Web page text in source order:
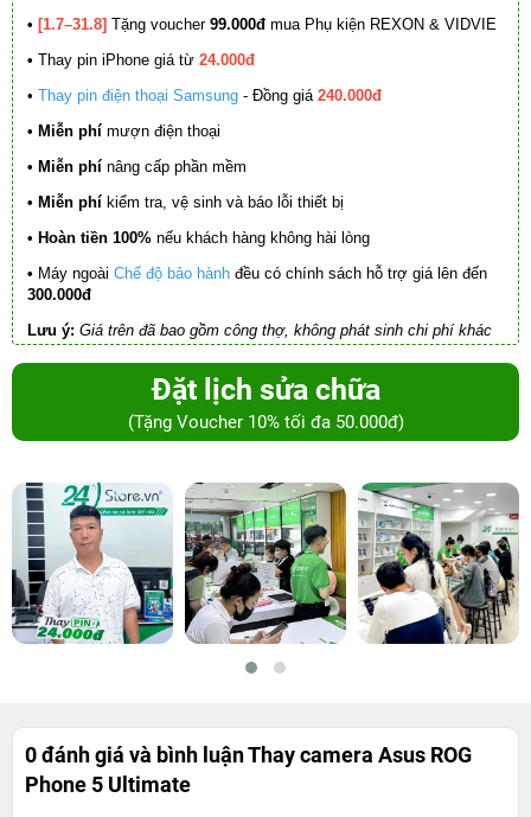
• [1.7–31.8] Tặng voucher 99.000đ mua Phụ kiện REXON & VIDVIE
• Thay pin iPhone giá từ 24.000đ
• Thay pin điện thoại Samsung - Đồng giá 240.000đ
• Miễn phí mượn điện thoại
• Miễn phí nâng cấp phần mềm
• Miễn phí kiểm tra, vệ sinh và báo lỗi thiết bị
• Hoàn tiền 100% nếu khách hàng không hài lòng
• Máy ngoài Chế độ bảo hành đều có chính sách hỗ trợ giá lên đến
300.000đ
Lưu ý: Giá trên đã bao gồm công thợ, không phát sinh chi phí khác
Đặt lịch sửa chữa
(Tặng Voucher 10% tối đa 50.000đ)
0 đánh giá và bình luậnThay camera Asus ROG
Phone 5 Ultimate